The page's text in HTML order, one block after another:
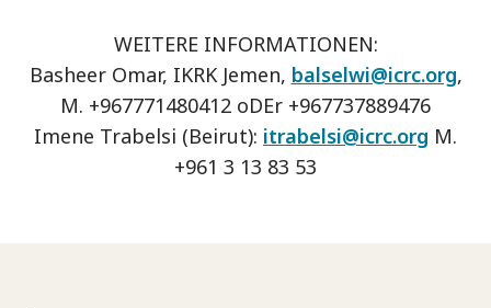
WEITERE INFORMATIONEN:
Basheer Omar, IKRK Jemen, balselwi@icrc.org,
M. +967771480412 oDEr +967737889476
Imene Trabelsi (Beirut): itrabelsi@icrc.org M.
+961 3 13 83 53